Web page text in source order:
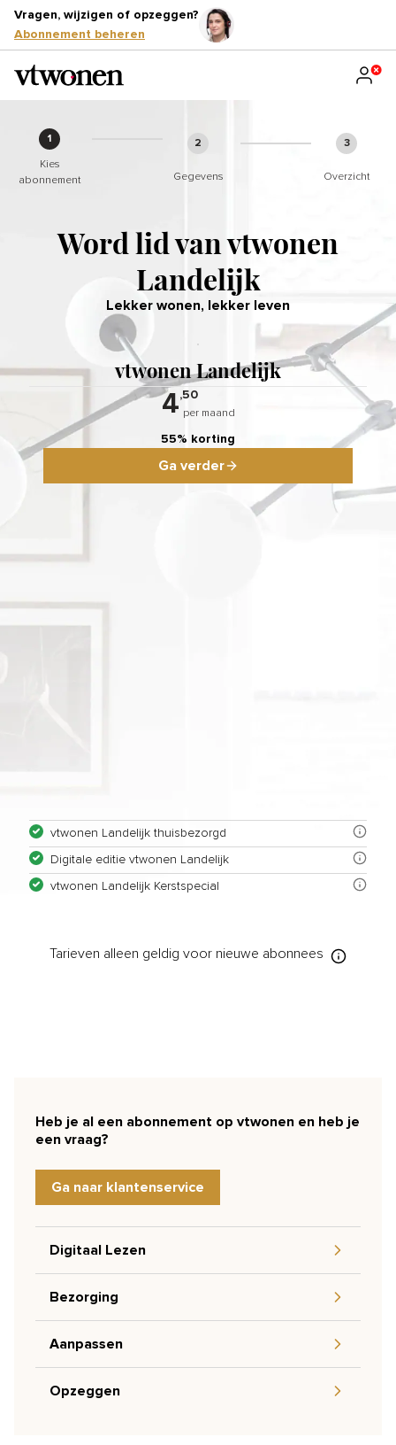
Vragen, wijzigen of opzeggen?
Abonnement beheren
1
Kies
abonnement
2
Gegevens
3
Overzicht
Word lid van vtwonen
Landelijk
Lekker wonen, lekker leven
vtwonen Landelijk
4,50
per maand
55% korting
Ga verder
vtwonen Landelijk thuisbezorgd
vtwonen Landelijk is er voor fans
Digitale editie vtwonen Landelijk
Als abonnee lees je je
vtwonen Landelijk Kerstspecial
In oktober ontvang je een wel
Tarieven alleen geldig voor nieuwe abonnees
Heb je al een abonnement op vtwonen en heb je
een vraag?
Ga naar klantenservice
Digitaal Lezen
Bezorging
Aanpassen
Opzeggen